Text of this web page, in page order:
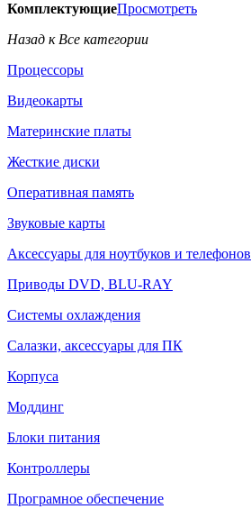
КомплектующиеПросмотреть
Назад к Все категории
Процессоры
Видеокарты
Материнские платы
Жесткие диски
Оперативная память
Звуковые карты
Аксессуары для ноутбуков и телефонов
Приводы DVD, BLU-RAY
Системы охлаждения
Салазки, аксессуары для ПК
Корпуса
Моддинг
Блоки питания
Контроллеры
Програмное обеспечение